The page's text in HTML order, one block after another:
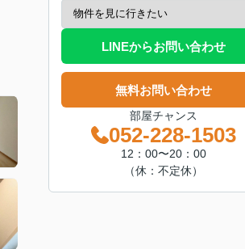
LINEからお問い合わせ
無料お問い合わせ
部屋チャンス
052-228-1503
12：00〜20：00
（休：不定休）